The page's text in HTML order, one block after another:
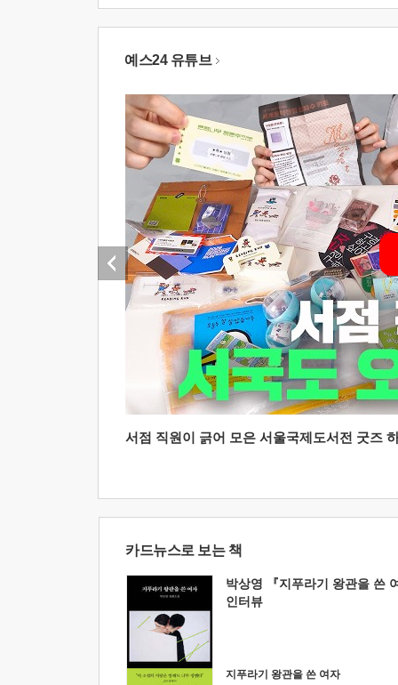
예스24 유튜브
서점 직원이 긁어 모은 서울국제도서전 굿즈
카드뉴스로 보는 책
박상영 『지푸라기 왕관을 쓴
인터뷰
지푸라기 왕관을 쓴 여자